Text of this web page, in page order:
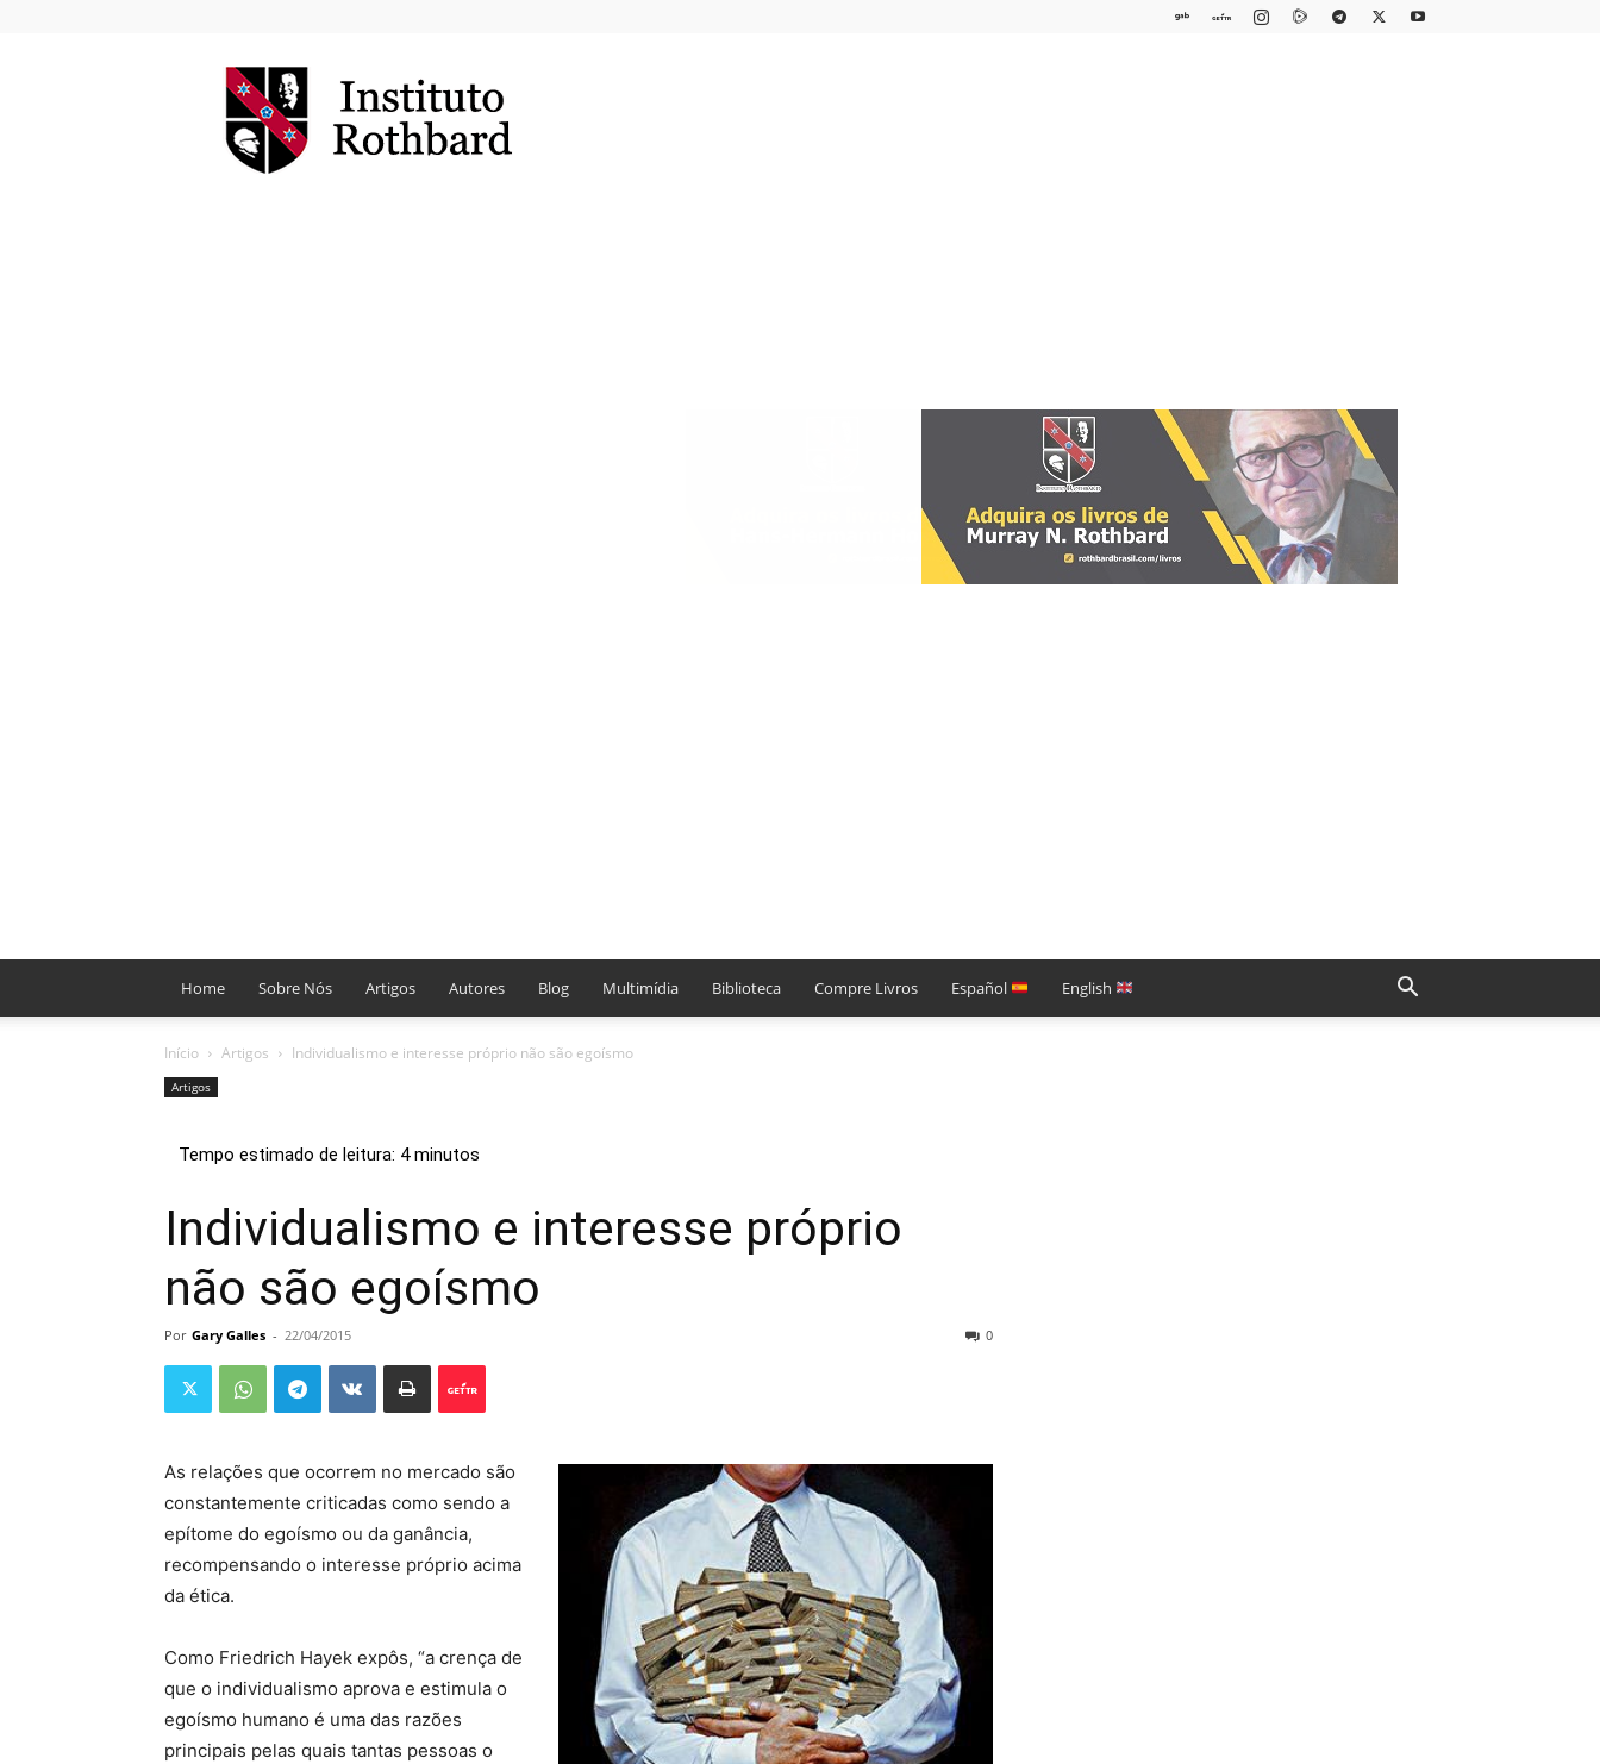
Instituto
Rothbard
Brasil
Home Sobre Nós Artigos Autores Blog Multimídia Biblioteca Compre Livros Español English
Início Artigos Individualismo e interesse próprio não são egoísmo
Artigos
Individualismo e interesse próprio
não são egoísmo
Por Gary Galles - 22/04/2015 0
As relações que ocorrem no mercado são
constantemente criticadas como sendo a
epítome do egoísmo ou da ganância,
recompensando o interesse próprio acima
da ética.
Como Friedrich Hayek expôs, “a crença de
que o individualismo aprova e estimula o
egoísmo humano é uma das razões
principais pelas quais tantas pessoas o